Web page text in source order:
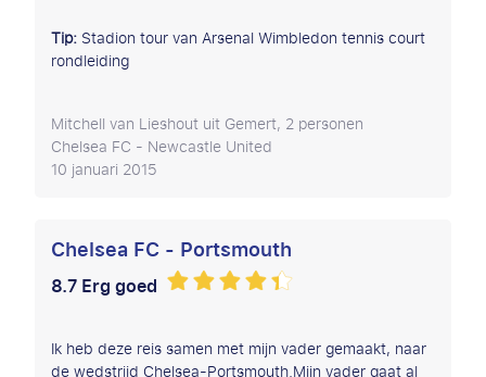
Tip: Stadion tour van Arsenal Wimbledon tennis court
rondleiding
Mitchell van Lieshout uit Gemert, 2 personen
Chelsea FC - Newcastle United
10 januari 2015
Chelsea FC - Portsmouth
8.7 Erg goed
Ik heb deze reis samen met mijn vader gemaakt, naar